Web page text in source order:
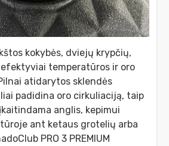
kokybės, dviejų krypčių,
temperatūros ir oro
atidarytos sklendės
padidina oro cirkuliaciją, taip
anglis, kepimui
ant ketaus grotelių arba
PRO 3 PREMIUM